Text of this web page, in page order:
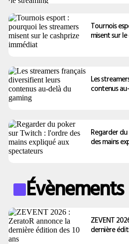
Tournois
misent sur
Les
contenus
Regarder
des mains
Évènements
ZEVENT
dernière